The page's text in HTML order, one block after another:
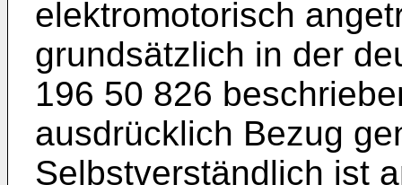
elektromotorisch
grundsätzlich in der
196 50 826
ausdrücklich Bezug
Selbstverständlich ist